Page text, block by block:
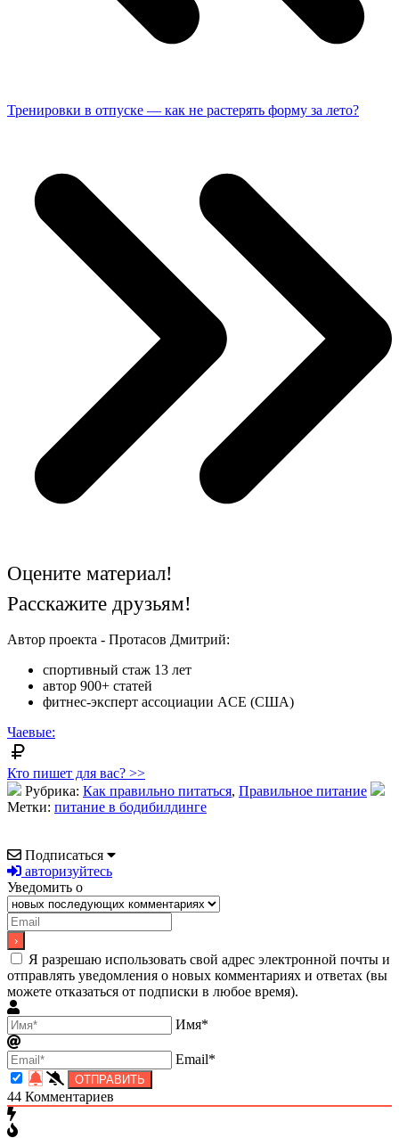
Тренировки в отпуске — как не растерять форму за лето?
Оцените материал!
Расскажите друзьям!
Автор проекта - Протасов Дмитрий:
спортивный стаж 13 лет
автор 900+ статей
фитнес-эксперт ассоциации ACE (США)
Чаевые:
Кто пишет для вас? >>
Рубрика: Как правильно питаться, Правильное питание
Метки: питание в бодибилдинге
Подписаться
авторизуйтесь
Уведомить о
Я разрешаю использовать свой адрес электронной почты и
отправлять уведомления о новых комментариях и ответах (вы
можете отказаться от подписки в любое время).
Имя*
Email*
44 Комментариев